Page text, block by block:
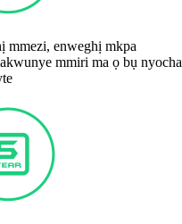
mmezi, enweghị mkpa
mmiri ma ọ bụ nyocha